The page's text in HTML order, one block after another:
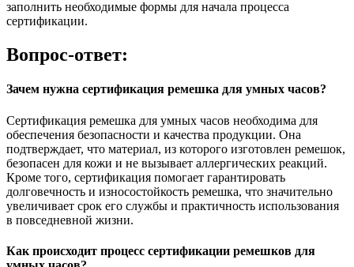
заполнить необходимые формы для начала процесса
сертификации.
Вопрос-ответ:
Зачем нужна сертификация ремешка для умных часов?
Сертификация ремешка для умных часов необходима для
обеспечения безопасности и качества продукции. Она
подтверждает, что материал, из которого изготовлен ремешок,
безопасен для кожи и не вызывает аллергических реакций.
Кроме того, сертификация помогает гарантировать
долговечность и износостойкость ремешка, что значительно
увеличивает срок его службы и практичность использования
в повседневной жизни.
Как происходит процесс сертификации ремешков для